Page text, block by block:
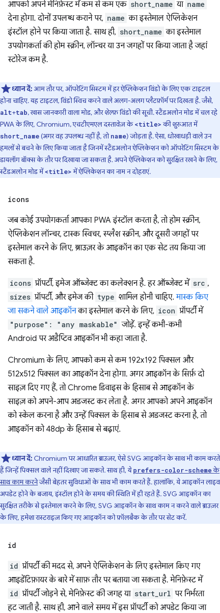
आपको अपने मेनिफ़ेस्ट में कम से कम एक short_name या name
देना होगा. दोनों उपलब्ध कराने पर, name का इस्तेमाल ऐप्लिकेशन
इंस्टॉल होने पर किया जाता है. साथ ही, short_name का इस्तेमाल
उपयोगकर्ता की होम स्क्रीन, लॉन्चर या उन जगहों पर किया जाता है जहां
स्टोरेज कम है.
ध्यान दें:आम तौर पर, ऑपरेटिंग सिस्टम में हर ऐप्लिकेशन विंडो के लिए एक टाइटल
होना चाहिए. यह टाइटल, विंडो स्विच करने वाले अलग-अलग प्लैटफ़ॉर्म पर दिखता है. जैसे,
alt+tab, खास जानकारी वाला मोड, और शेल्फ़ विंडो की सूची. स्टैंडअलोन मोड में चल रहे
PWA के लिए, Chromium, एचटीएमएल दस्तावेज़ के <title>की शुरुआत में
short_name(अगर वह उपलब्ध नहीं है, तोname) जोड़ता है. ऐसा, धोखाधड़ी वाले उन
हमलों से बचने के लिए किया जाता है जिनमें स्टैंडअलोन ऐप्लिकेशन को ऑपरेटिंग सिस्टम के
डायलॉग बॉक्स के तौर पर दिखाया जा सकता है. अपने ऐप्लिकेशन को सुरक्षित रखने के लिए,
स्टैंडअलोन मोड में<title>में ऐप्लिकेशन का नाम न दोहराएं.
icons
जब कोई उपयोगकर्ता आपका PWA इंस्टॉल करता है, तो होम स्क्रीन,
ऐप्लिकेशन लॉन्चर, टास्क स्विचर, स्प्लैश स्क्रीन, और दूसरी जगहों पर
इस्तेमाल करने के लिए, ब्राउज़र के आइकॉन का एक सेट तय किया जा
सकता है.
icons प्रॉपर्टी, इमेज ऑब्जेक्ट का कलेक्शन है. हर ऑब्जेक्ट में src ,
sizes प्रॉपर्टी, और इमेज की type शामिल होनी चाहिए.मास्क किए
जा सकने वाले आइकॉनका इस्तेमाल करने के लिए, icon प्रॉपर्टी में
"purpose": "any maskable" जोड़ें. इन्हें कभी-कभी
Android पर अडैप्टिव आइकॉन भी कहा जाता है.
Chromium के लिए, आपको कम से कम 192x192 पिक्सल और
512x512 पिक्सल का आइकॉन देना होगा. अगर आइकॉन के सिर्फ़ दो
साइज़ दिए गए हैं, तो Chrome डिवाइस के हिसाब से आइकॉन के
साइज़ को अपने-आप अडजस्ट कर लेता है. अगर आपको अपने आइकॉन
को स्केल करना है और उन्हें पिक्सल के हिसाब से अडजस्ट करना है, तो
आइकॉन को 48dp के हिसाब से बढ़ाएं.
ध्यान दें: Chromium पर आधारित ब्राउज़र, ऐसे SVG आइकॉन के साथ भी काम करते
हैं जिन्हें पिक्सल वाले नहीं दिखाए जा सकते. साथ ही, येprefers-color-schemeके
साथ काम करनेजैसी बेहतर सुविधाओं के साथ भी काम करते हैं. हालांकि, ये आइकॉन लाइव
अपडेट होने के बजाय, इंस्टॉल होने के समय की स्थिति में ही रहते हैं. SVG आइकॉन का
सुरक्षित तरीके से इस्तेमाल करने के लिए, SVG आइकॉन के साथ काम न करने वाले ब्राउज़र
के लिए, हमेशा रास्टराइज़ किए गए आइकॉन को फ़ॉलबैक के तौर पर सेट करें.
id
id प्रॉपर्टी की मदद से, अपने ऐप्लिकेशन के लिए इस्तेमाल किए गए
आइडेंटिफ़ायर के बारे में साफ़ तौर पर बताया जा सकता है. मेनिफ़ेस्ट में
id प्रॉपर्टी जोड़ने से, मेनिफ़ेस्ट की जगह या start_url पर निर्भरता
हट जाती है. साथ ही, आने वाले समय में इस प्रॉपर्टी को अपडेट किया जा